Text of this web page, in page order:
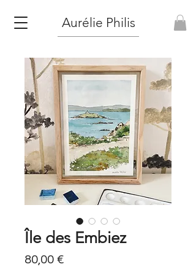
Aurélie Philis
Île des Embiez
80,00 €Prix